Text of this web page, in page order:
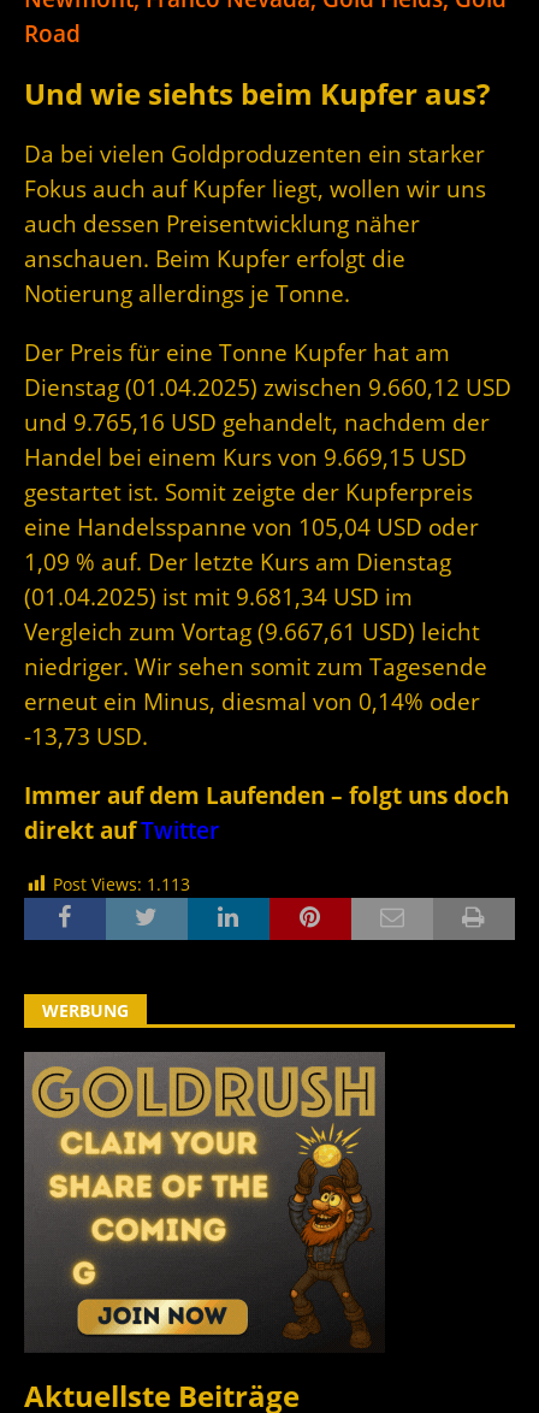
Road
Und wie siehts beim Kupfer aus?
Da bei vielen Goldproduzenten ein starker
Fokus auch auf Kupfer liegt, wollen wir uns
auch dessen Preisentwicklung näher
anschauen. Beim Kupfer erfolgt die
Notierung allerdings je Tonne.
Der Preis für eine Tonne Kupfer hat am
Dienstag (01.04.2025) zwischen 9.660,12 USD
und 9.765,16 USD gehandelt, nachdem der
Handel bei einem Kurs von 9.669,15 USD
gestartet ist. Somit zeigte der Kupferpreis
eine Handelsspanne von 105,04 USD oder
1,09 % auf. Der letzte Kurs am Dienstag
(01.04.2025) ist mit 9.681,34 USD im
Vergleich zum Vortag (9.667,61 USD) leicht
niedriger. Wir sehen somit zum Tagesende
erneut ein Minus, diesmal von 0,14% oder
-13,73 USD.
Immer auf dem Laufenden – folgt uns doch
direkt aufTwitter
Post Views: 1.113
WERBUNG
Aktuellste Beiträge